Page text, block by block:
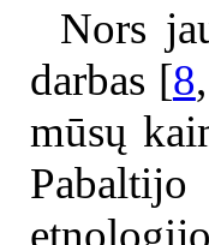
Nors
darbas [8
mūsų